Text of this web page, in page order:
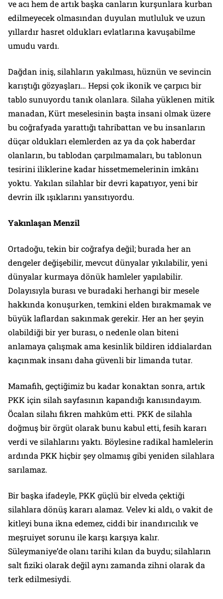
ve acı hem de artık başka canların kurşunlara kurban
edilmeyecek olmasından duyulan mutluluk ve uzun
yıllardır hasret oldukları evlatlarına kavuşabilme
umudu vardı.
Dağdan iniş, silahların yakılması, hüznün ve sevincin
karıştığı gözyaşları… Hepsi çok ikonik ve çarpıcı bir
tablo sunuyordu tanık olanlara. Silaha yüklenen mitik
manadan, Kürt meselesinin başta insani olmak üzere
bu coğrafyada yarattığı tahribattan ve bu insanların
düçar oldukları elemlerden az ya da çok haberdar
olanların, bu tablodan çarpılmamaları, bu tablonun
tesirini iliklerine kadar hissetmemelerinin imkânı
yoktu. Yakılan silahlar bir devri kapatıyor, yeni bir
devrin ilk ışıklarını yansıtıyordu.
Yakınlaşan Menzil
Ortadoğu, tekin bir coğrafya değil; burada her an
dengeler değişebilir, mevcut dünyalar yıkılabilir, yeni
dünyalar kurmaya dönük hamleler yapılabilir.
Dolayısıyla burası ve buradaki herhangi bir mesele
hakkında konuşurken, temkini elden bırakmamak ve
büyük laflardan sakınmak gerekir. Her an her şeyin
olabildiği bir yer burası, o nedenle olan biteni
anlamaya çalışmak ama kesinlik bildiren iddialardan
kaçınmak insanı daha güvenli bir limanda tutar.
Mamafih, geçtiğimiz bu kadar konaktan sonra, artık
PKK için silah sayfasının kapandığı kanısındayım.
Öcalan silahı fikren mahkûm etti. PKK de silahla
doğmuş bir örgüt olarak bunu kabul etti, fesih kararı
verdi ve silahlarını yaktı. Böylesine radikal hamlelerin
ardında PKK hiçbir şey olmamış gibi yeniden silahlara
sarılamaz.
Bir başka ifadeyle, PKK güçlü bir elveda çektiği
silahlara dönüş kararı alamaz. Velev ki aldı, o vakit de
kitleyi buna ikna edemez, ciddi bir inandırıcılık ve
meşruiyet sorunu ile karşı karşıya kalır.
Süleymaniye’de olanı tarihi kılan da buydu; silahların
salt fiziki olarak değil aynı zamanda zihni olarak da
terk edilmesiydi.